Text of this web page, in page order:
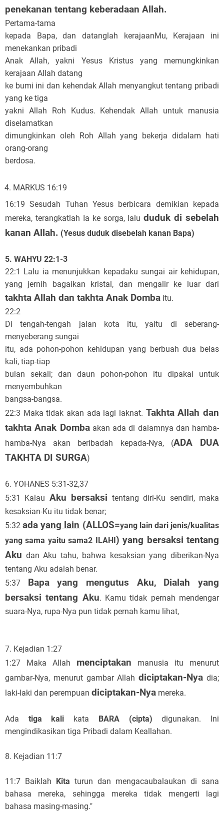
penekanan tentang keberadaan Allah.
Pertama-tama
kepada Bapa, dan datanglah kerajaanMu, Kerajaan ini
menekankan pribadi
Anak Allah, yakni Yesus Kristus yang memungkinkan
kerajaan Allah datang
ke bumi ini dan kehendak Allah menyangkut tentang pribadi
yang ke tiga
yakni Allah Roh Kudus. Kehendak Allah untuk manusia
diselamatkan
dimungkinkan oleh Roh Allah yang bekerja didalam hati
orang-orang
berdosa.
MARKUS 16:19
16:19 Sesudah Tuhan Yesus berbicara demikian kepada
mereka, terangkatlah Ia ke sorga, lalu duduk di sebelah
kanan Allah. (Yesus duduk disebelah kanan Bapa)
5. WAHYU 22:1-3
22:1 Lalu ia menunjukkan kepadaku sungai air kehidupan,
yang jernih bagaikan kristal, dan mengalir ke luar dari
takhta Allah dan takhta Anak Domba itu.
22:2
Di tengah-tengah jalan kota itu, yaitu di seberang-
menyeberang sungai
itu, ada pohon-pohon kehidupan yang berbuah dua belas
kali, tiap-tiap
bulan sekali; dan daun pohon-pohon itu dipakai untuk
menyembuhkan
bangsa-bangsa.
22:3 Maka tidak akan ada lagi laknat. Takhta Allah dan
takhta Anak Dombaakan ada di dalamnya dan hamba-
hamba-Nya akan beribadah kepada-Nya, (ADA DUA
TAKHTA DI SURGA)
6. YOHANES 5:31-32,37
5:31 Kalau Aku bersaksi tentang diri-Ku sendiri, maka
kesaksian-Ku itu tidak benar;
5:32adayang lain (ALLOS=yang lain dari jenis/kualitas
yang sama yaitu sama2 ILAHI ) yang bersaksi tentang
Aku dan Aku tahu, bahwa kesaksian yang diberikan-Nya
tentang Aku adalah benar.
5:37 Bapa yang mengutus Aku,
Dialah yang
bersaksi tentang Aku. Kamu tidak pernah mendengar
suara-Nya, rupa-Nya pun tidak pernah kamu lihat,
7. Kejadian 1:27
1:27 Maka Allah menciptakan manusia itu menurut
gambar-Nya, menurut gambar Allahdiciptakan-Nya dia;
laki-laki dan perempuan diciptakan-Nya mereka.
Ada tiga kali kata BARA (cipta) digunakan. Ini
mengindikasikan tiga Pribadi dalam Keallahan.
8. Kejadian 11:7
11:7 Baiklah Kita turun dan mengacaubalaukan di sana
bahasa mereka, sehingga mereka tidak mengerti lagi
bahasa masing-masing."